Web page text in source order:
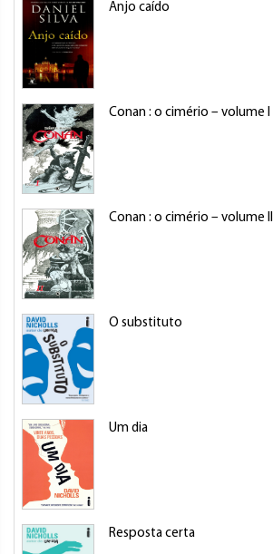
Anjo caído
Conan : o cimério – volume I
Conan : o cimério – volume II
O substituto
Um dia
Resposta certa